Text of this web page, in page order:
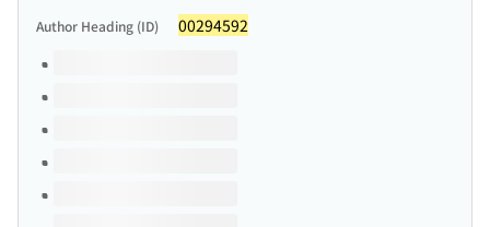
Author Heading (ID) 00294592
Volumes of this title